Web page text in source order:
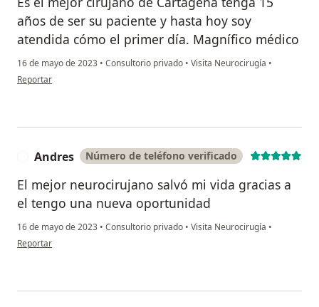
años de ser su paciente y hasta hoy soy
atendida cómo el primer día. Magnífico médico
16 de mayo de 2023 • Consultorio privado • Visita Neurocirugía •
en opinión del usuario Ruth Marrugo
Reportar
Andres Número de teléfono verificado
El mejor neurocirujano salvó mi vida gracias a
el tengo una nueva oportunidad
16 de mayo de 2023 • Consultorio privado • Visita Neurocirugía •
en opinión del usuario Andres
Reportar